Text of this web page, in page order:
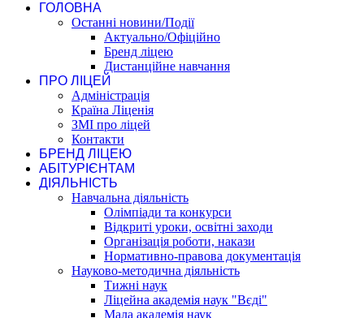
ГОЛОВНА
Останні новини/Події
Актуально/Офіційно
Бренд ліцею
Дистанційне навчання
ПРО ЛІЦЕЙ
Адміністрація
Країна Ліценія
ЗМІ про ліцей
Контакти
БРЕНД ЛІЦЕЮ
АБІТУРІЄНТАМ
ДІЯЛЬНІСТЬ
Навчальна діяльність
Олімпіади та конкурси
Відкриті уроки, освітні заходи
Організація роботи, накази
Нормативно-правова документація
Науково-методична діяльність
Тижні наук
Ліцейна академія наук "Вєді"
Мала академія наук